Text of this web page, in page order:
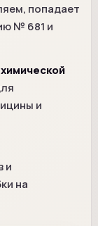
попадает
№ 681 и
химической
и
и
на